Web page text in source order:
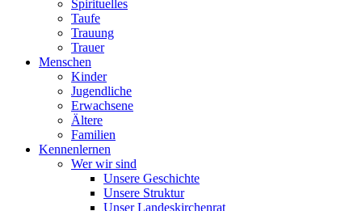
Spirituelles
Taufe
Trauung
Trauer
Menschen
Kinder
Jugendliche
Erwachsene
Ältere
Familien
Kennenlernen
Wer wir sind
Unsere Geschichte
Unsere Struktur
Unser Landeskirchenrat